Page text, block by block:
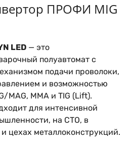
ПРОФИ MIG
LED — это
полуавтомат с
подачи проволоки,
и возможностью
MAG, MMA и TIG (Lift).
для интенсивной
на СТО, в
цехах металлоконструкций.